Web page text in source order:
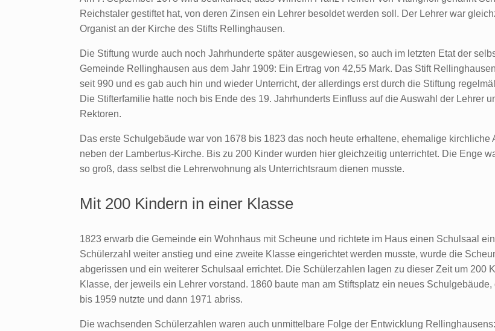
Reichstaler gestiftet hat, von deren Zinsen ein Lehrer besoldet werden soll. Der Lehrer war
Organist an der Kirche des Stifts Rellinghausen.
Die Stiftung wurde auch noch Jahrhunderte später ausgewiesen, so auch im letzten Etat der
Gemeinde Rellinghausen aus dem Jahr 1909: Ein Ertrag von 42,55 Mark. Das Stift
seit 990 und es gab auch hin und wieder Unterricht, der allerdings erst durch die Stiftung
Die Stifterfamilie hatte noch bis Ende des 19. Jahrhunderts Einfluss auf die Auswahl der Lehrer
Rektoren.
Das erste Schulgebäude war von 1678 bis 1823 das noch heute erhaltene, ehemalige kirchliche
neben der Lambertus-Kirche. Bis zu 200 Kinder wurden hier gleichzeitig unterrichtet. Die Enge
so groß, dass selbst die Lehrerwohnung als Unterrichtsraum dienen musste.
Mit 200 Kindern in einer Klasse
1823 erwarb die Gemeinde ein Wohnhaus mit Scheune und richtete im Haus einen Schulsaal
Schülerzahl weiter anstieg und eine zweite Klasse eingerichtet werden musste, wurde die
abgerissen und ein weiterer Schulsaal errichtet. Die Schülerzahlen lagen zu dieser Zeit um 200
Klasse, der jeweils ein Lehrer vorstand. 1860 baute man am Stiftsplatz ein neues Schulgebäude,
bis 1959 nutzte und dann 1971 abriss.
Die wachsenden Schülerzahlen waren auch unmittelbare Folge der Entwicklung